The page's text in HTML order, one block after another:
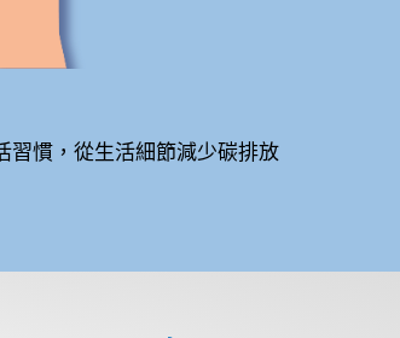
習慣，從生活細節減少碳排放